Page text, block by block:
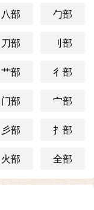
八部 勹部
刀部 刂部
艹部 彳部
门部 宀部
彡部 扌部
火部 全部